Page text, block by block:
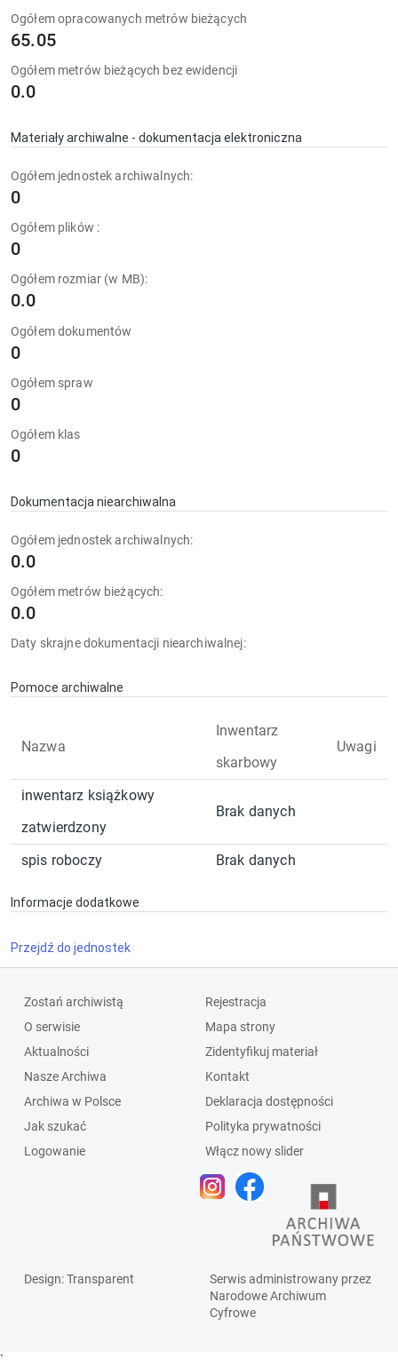
Ogółem opracowanych metrów bieżących
65.05
Ogółem metrów bieżących bez ewidencji
0.0
Materiały archiwalne - dokumentacja elektroniczna
Ogółem jednostek archiwalnych:
0
Ogółem plików :
0
Ogółem rozmiar (w MB):
0.0
Ogółem dokumentów
0
Ogółem spraw
0
Ogółem klas
0
Dokumentacja niearchiwalna
Ogółem jednostek archiwalnych:
0.0
Ogółem metrów bieżących:
0.0
Daty skrajne dokumentacji niearchiwalnej:
Pomoce archiwalne
Nazwa
Inwentarz
skarbowy
Uwagi
inwentarz książkowy
zatwierdzony
Brak danych
spis roboczy Brak danych
Informacje dodatkowe
Przejdź do jednostek
Zostań archiwistą
O serwisie
Aktualności
Nasze Archiwa
Archiwa w Polsce
Jak szukać
Logowanie
Rejestracja
Mapa strony
Zidentyfikuj materiał
Kontakt
Deklaracja dostępności
Polityka prywatności
Włącz nowy slider
Design: Transparent
Serwis administrowany przez
Narodowe Archiwum
Cyfrowe
`